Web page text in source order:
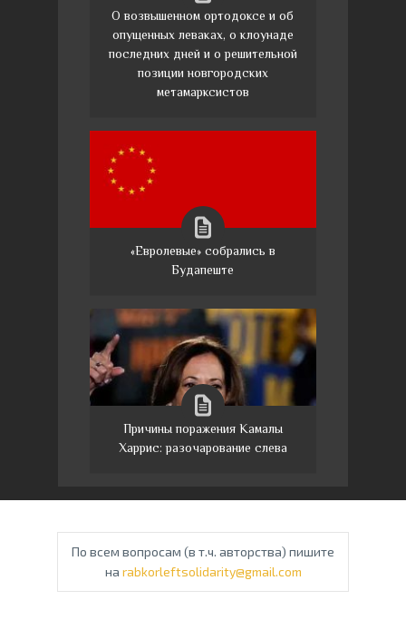
О возвышенном ортодоксе и об
опущенных леваках, о клоунаде
последних дней и о решительной
позиции новгородских
метамарксистов
«Евролевые» собрались в
Будапеште
Причины поражения Камалы
Харрис: разочарование слева
По всем вопросам (в т.ч. авторства) пишите
на rabkorleftsolidarity@gmail.com